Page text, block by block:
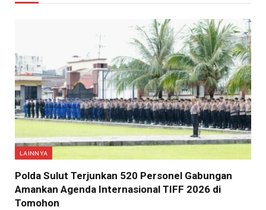
LAINNYA
​Polda Sulut Terjunkan 520 Personel Gabungan
Amankan Agenda Internasional TIFF 2026 di
Tomohon